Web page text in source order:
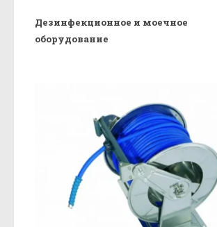
Дезинфекционное и моечное
оборудование